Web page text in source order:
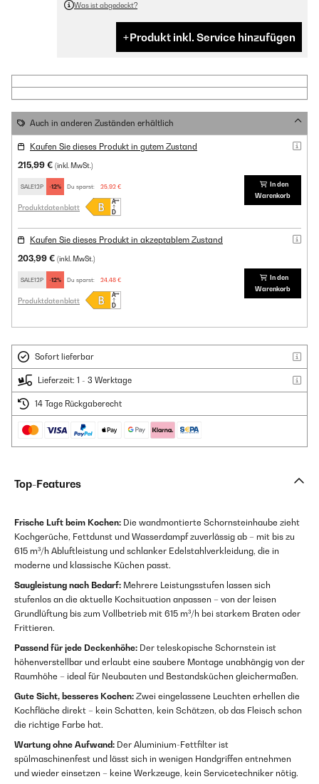
Was ist abgedeckt?
Produkt inkl. Service hinzufügen
Auch in anderen Zuständen erhältlich
Kaufen Sie dieses Produkt in gutem Zustand
215,99 € (inkl. MwSt.)
SALE12P -12% Du sparst: 25,92 €
Produktdatenblatt
In den
Warenkorb
Kaufen Sie dieses Produkt in akzeptablem Zustand
203,99 € (inkl. MwSt.)
SALE12P -12% Du sparst: 24,48 €
Produktdatenblatt
In den
Warenkorb
Sofort lieferbar
Lieferzeit: 1 - 3 Werktage
14 Tage Rückgaberecht
Top-Features
Frische Luft beim Kochen: Die wandmontierte Schornsteinhaube zieht
Kochgerüche, Fettdunst und Wasserdampf zuverlässig ab – mit bis zu
615 m³/h Abluftleistung und schlanker Edelstahlverkleidung, die in
moderne und klassische Küchen passt.
Saugleistung nach Bedarf: Mehrere Leistungsstufen lassen sich
stufenlos an die aktuelle Kochsituation anpassen – von der leisen
Grundlüftung bis zum Vollbetrieb mit 615 m³/h bei starkem Braten oder
Frittieren.
Passend für jede Deckenhöhe: Der teleskopische Schornstein ist
höhenverstellbar und erlaubt eine saubere Montage unabhängig von der
Raumhöhe – ideal für Neubauten und Bestandsküchen gleichermaßen.
Gute Sicht, besseres Kochen: Zwei eingelassene Leuchten erhellen die
Kochfläche direkt – kein Schatten, kein Schätzen, ob das Fleisch schon
die richtige Farbe hat.
Wartung ohne Aufwand: Der Aluminium-Fettfilter ist
spülmaschinenfest und lässt sich in wenigen Handgriffen entnehmen
und wieder einsetzen – keine Werkzeuge, kein Servicetechniker nötig.